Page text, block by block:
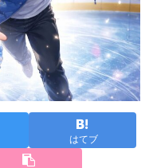
はてブ